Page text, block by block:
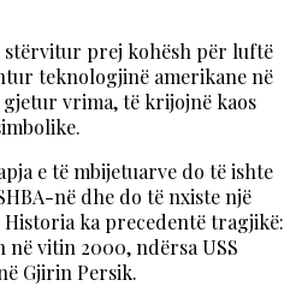
stërvitur prej kohësh për luftë
teknologjinë amerikane në
vrima, të krijojnë kaos
e të mbijetuarve do të ishte
në dhe do të nxiste një
ka precedentë tragjikë:
në vitin 2000, ndërsa USS
Gjirin Persik.